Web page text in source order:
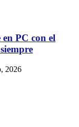
PC con el
2026